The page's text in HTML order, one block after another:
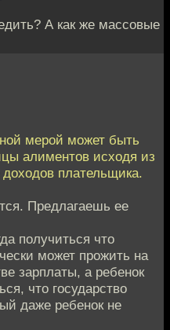
А как же массовые
мерой может быть
алиментов исходя из
плательщика.
Предлагаешь ее
получиться что
может прожить на
зарплаты, а ребенок
что государство
даже ребенок не